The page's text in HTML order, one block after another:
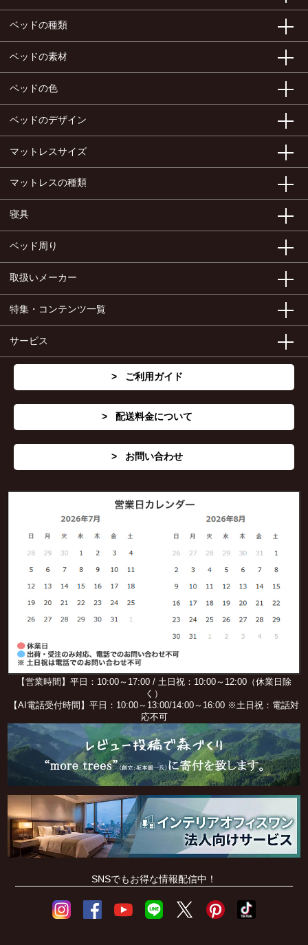
ベッドの種類
ベッドの素材
ベッドの色
ベッドのデザイン
マットレスサイズ
マットレスの種類
寝具
ベッド周り
取扱いメーカー
特集・コンテンツ一覧
サービス
ご利用ガイド
配送料金について
お問い合わせ
【営業時間】平日：10:00～17:00 / 土日祝：10:00～12:00（休業日除
く）
【AI電話受付時間】平日：10:00～13:00/14:00～16:00 ※土日祝：電話対
応不可
SNSでもお得な情報配信中！